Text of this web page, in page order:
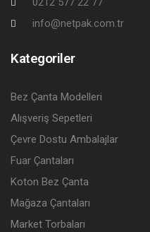
Kategoriler
Bez Çanta Modelleri
Alışveriş Sepetleri
Çevre Dostu Ambalajlar
Fuar Çantaları
Koton Bez Çanta
Mağaza Çantaları
Market Torbaları
info@netpak.com.tr